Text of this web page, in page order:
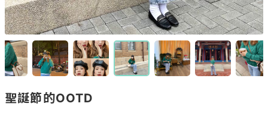
聖誕節的OOTD